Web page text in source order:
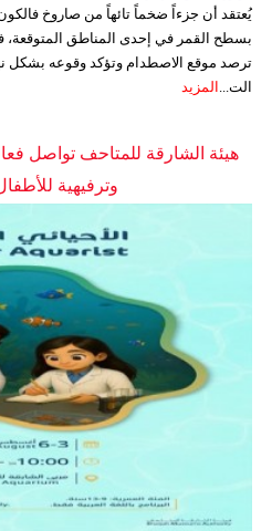
بسطح القمر في إحدى المناطق المتوقعة،
ترصد موقع الاصطدام وتؤكد وقوعه بشكل
الت...
المزيد
هيئة الشارقة للمتاحف تواصل
وترفيهية